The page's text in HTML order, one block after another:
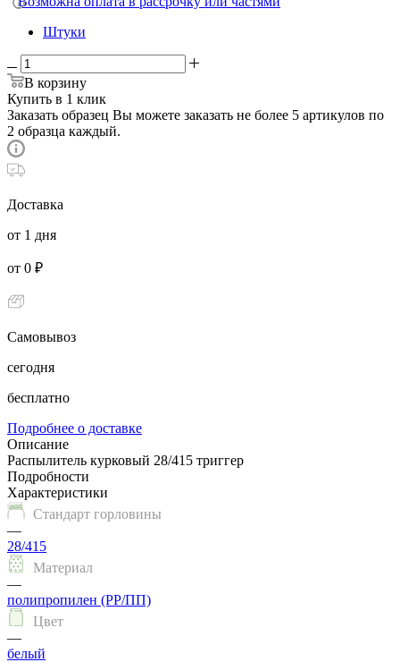
Штуки
В корзину
Купить в 1 клик
Заказать образец Вы можете заказать не более 5 артикулов по
2 образца каждый.
Доставка
от 1 дня
от 0 ₽
Самовывоз
сегодня
бесплатно
Подробнее о доставке
Описание
Распылитель курковый 28/415 триггер
Подробности
Характеристики
Стандарт горловины
—
28/415
Материал
—
полипропилен (PP/ПП)
Цвет
—
белый